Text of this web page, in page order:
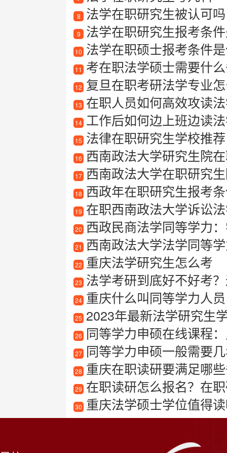
8 法学在职研究生被认可吗
9 法学在职研究生报考条
10 法学在职硕士报考条件
11 考在职法学硕士需要什
12 复旦在职考研法学专业
13 在职人员如何高效攻读
14 工作后如何边上班边读
15 法律在职研究生学校推荐
16 西南政法大学研究生院
17 西南政法大学在职研究
18 西政年在职研究生报考
19 在职西南政法大学诉讼
20 西政民商法学同等学力
21 西南政法大学法学同等学
22 重庆法学研究生怎么考
23 法学考研到底好不好考
24 重庆什么叫同等学力人员
25 2023年最新法学研究生学校
26 同等学力申硕在线课程
27 同等学力申硕一般需要
28 重庆在职读研要满足哪
29 在职读研怎么报名？在
30 重庆法学硕士学位值得读吗